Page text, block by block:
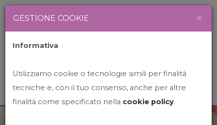
GESTIONE COOKIE ×
Informativa
Utilizziamo cookie o tecnologie simili per finalità
tecniche e, con il tuo consenso, anche per altre
finalità come specificato nella cookie policy.